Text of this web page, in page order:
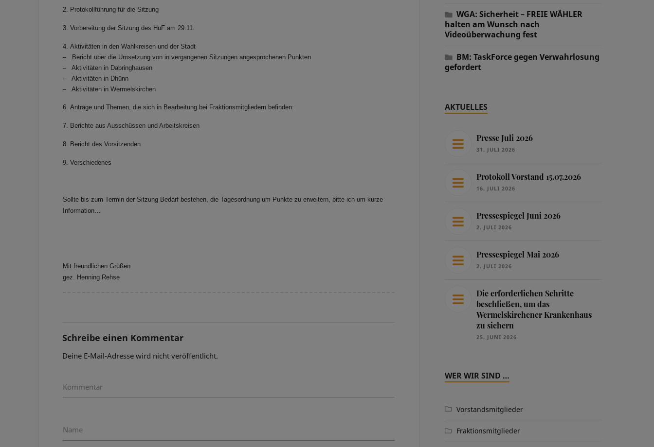
2. Protokollführung für die Sitzung
3. Vorbereitung der Sitzung des HuF am 29.11.
4. Aktivitäten in den Wahlkreisen und der Stadt
– Bericht über die Umsetzung von in vergangenen Sitzungen angesprochenen Punkten
– Aktivitäten in Dabringhausen
– Aktivitäten in Dhünn
– Aktivitäten in Wermelskirchen
6. Anträge und Themen, die sich in Bearbeitung bei Fraktionsmitgliedern befinden:
7. Berichte aus Ausschüssen und Arbeitskreisen
8. Bericht des Vorsitzenden
9. Verschiedenes
Sollte bis zum Termin der Sitzung Bedarf bestehen, die Tagesordnung um Punkte zu erweitern, bitte ich um kurze
Information…
Mit freundlichen Grüßen
gez. Henning Rehse
Schreibe einen Kommentar
Deine E-Mail-Adresse wird nicht veröffentlicht.
Kommentar
Name
WGA: Sicherheit – FREIE WÄHLER
halten am Wunsch nach
Videoüberwachung fest
BM: TaskForce gegen Verwahrlosung
gefordert
AKTUELLES
Presse Juli 2026
31. JULI 2026
Protokoll Vorstand 15.07.2026
16. JULI 2026
Pressespiegel Juni 2026
2. JULI 2026
Pressespiegel Mai 2026
2. JULI 2026
Die erforderlichen Schritte
beschließen, um das
Wermelskirchener Krankenhaus
zu sichern
25. JUNI 2026
WER WIR SIND …
Vorstandsmitglieder
Fraktionsmitglieder